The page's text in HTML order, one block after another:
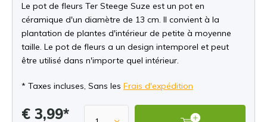
Le pot de fleurs Ter Steege Suze est un pot en
céramique d'un diamètre de 13 cm. Il convient à la
plantation de plantes d'intérieur de petite à moyenne
taille. Le pot de fleurs a un design intemporel et peut
être utilisé dans n'importe quel intérieur.
* Taxes incluses, Sans les Frais d'expédition
€ 3,99*